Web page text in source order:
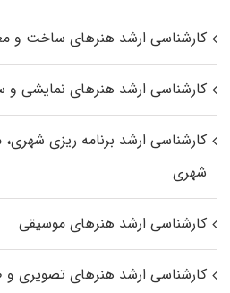
کارشناسی ارشد هنرهای ساخت و
کارشناسی ارشد هنرهای نمایشی و
کارشناسی ارشد برنامه ریزی
شهری
کارشناسی ارشد هنرهای موسیقی
کارشناسی ارشد هنرهای تصویری